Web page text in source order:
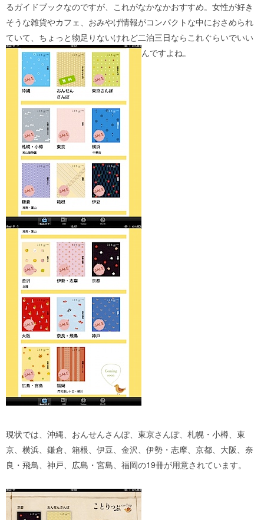
るガイドブックなのですが、これがなかなかおすすめ。女性が好き
そうな雑貨やカフェ、おみやげ情報がコンパクトな中におさめられ
ていて、ちょっと物足りないけれど二泊三日ならこれぐらいでいい
んですよね。
現状では、沖縄、おんせんさんぽ、東京さんぽ、札幌・小樽、東
京、横浜、鎌倉、箱根、伊豆、金沢、伊勢・志摩、京都、大阪、奈
良・飛鳥、神戸、広島・宮島、福岡の19冊が用意されています。